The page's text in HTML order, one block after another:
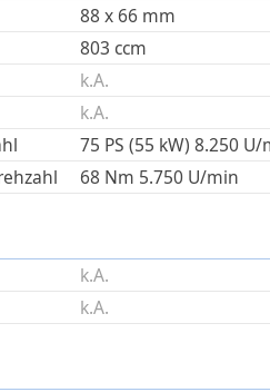
88 x 66 mm
803 ccm
k.A.
k.A.
75 PS (55 kW) 8.250 U/
68 Nm 5.750 U/min
k.A.
k.A.